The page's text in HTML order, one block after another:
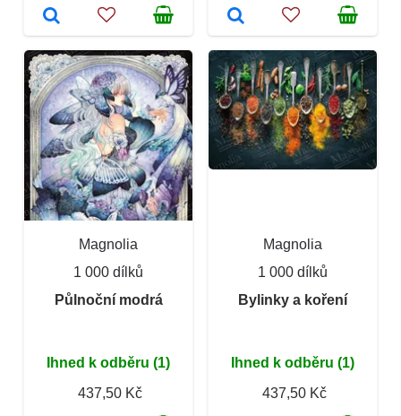
Magnolia
1 000 dílků
Půlnoční modrá
Ihned k odběru (1)
437,50 Kč
Magnolia
1 000 dílků
Bylinky a koření
Ihned k odběru (1)
437,50 Kč